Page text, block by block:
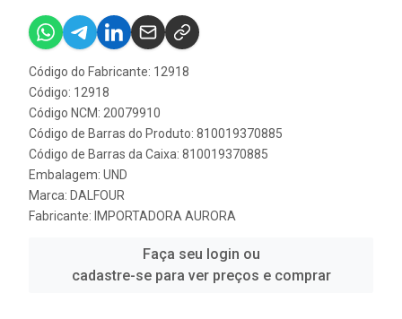
Código do Fabricante: 12918
Código: 12918
Código NCM: 20079910
Código de Barras do Produto: 810019370885
Código de Barras da Caixa: 810019370885
Embalagem: UND
Marca: DALFOUR
Fabricante: IMPORTADORA AURORA
Faça seu login ou
cadastre-se para ver preços e comprar